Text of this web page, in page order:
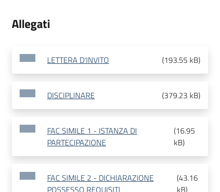
Allegati
LETTERA D'INVITO (193.55 kB)
DISCIPLINARE (379.23 kB)
FAC SIMILE 1 - ISTANZA DI
PARTECIPAZIONE
(16.95
kB)
FAC SIMILE 2 - DICHIARAZIONE
POSSESSO REQUISITI
(43.16
kB)